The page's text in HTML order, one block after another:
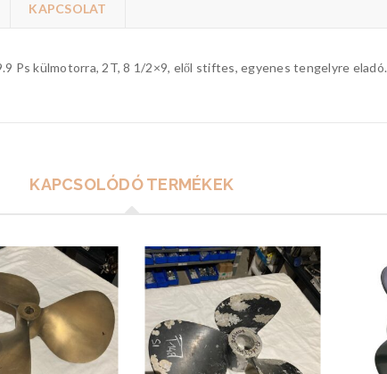
KAPCSOLAT
Ps külmotorra, 2T, 8 1/2×9, elől stiftes, egyenes tengelyre eladó.
KAPCSOLÓDÓ TERMÉKEK